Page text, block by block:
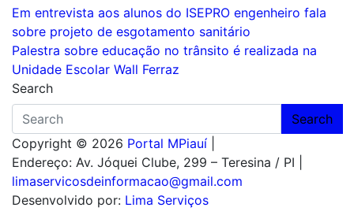
Navegação
de
Post
Em entrevista aos alunos do ISEPRO engenheiro fala
sobre projeto de esgotamento sanitário
Palestra sobre educação no trânsito é realizada na
Unidade Escolar Wall Ferraz
Search
Search
Copyright © 2026 Portal MPiauí
Endereço: Av. Jóquei Clube, 299 – Teresina / PI
limaservicosdeinformacao@gmail.com
Desenvolvido por: Lima Serviços